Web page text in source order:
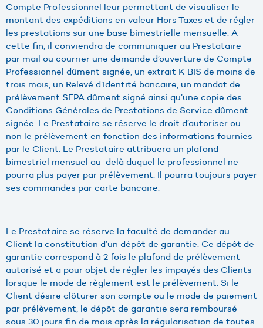
Compte Professionnel leur permettant de visualiser le
montant des expéditions en valeur Hors Taxes et de régler
les prestations sur une base bimestrielle mensuelle. A
cette fin, il conviendra de communiquer au Prestataire
par mail ou courrier une demande d’ouverture de Compte
Professionnel dûment signée, un extrait K BIS de moins de
trois mois, un Relevé d’Identité bancaire, un mandat de
prélèvement SEPA dûment signé ainsi qu’une copie des
Conditions Générales de Prestations de Service dûment
signée. Le Prestataire se réserve le droit d’autoriser ou
non le prélèvement en fonction des informations fournies
par le Client. Le Prestataire attribuera un plafond
bimestriel mensuel au-delà duquel le professionnel ne
pourra plus payer par prélèvement. Il pourra toujours payer
ses commandes par carte bancaire.
Le Prestataire se réserve la faculté de demander au
Client la constitution d’un dépôt de garantie. Ce dépôt de
garantie correspond à 2 fois le plafond de prélèvement
autorisé et a pour objet de régler les impayés des Clients
lorsque le mode de règlement est le prélèvement. Si le
Client désire clôturer son compte ou le mode de paiement
par prélèvement, le dépôt de garantie sera remboursé
sous 30 jours fin de mois après la régularisation de toutes